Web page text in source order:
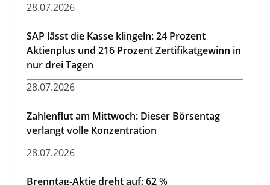
28.07.2026
SAP lässt die Kasse klingeln: 24 Prozent
Aktienplus und 216 Prozent Zertifikatgewinn in
nur drei Tagen
28.07.2026
Zahlenflut am Mittwoch: Dieser Börsentag
verlangt volle Konzentration
28.07.2026
Brenntag-Aktie dreht auf: 62 %